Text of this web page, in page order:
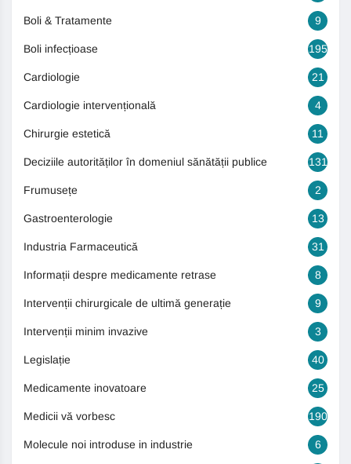
Boli & Tratamente 9
Boli infecțioase 195
Cardiologie 21
Cardiologie intervențională 4
Chirurgie estetică 11
Deciziile autorităților în domeniul sănătății publice 131
Frumusețe 2
Gastroenterologie 13
Industria Farmaceutică 31
Informații despre medicamente retrase 8
Intervenții chirurgicale de ultimă generație 9
Intervenții minim invazive 3
Legislație 40
Medicamente inovatoare 25
Medicii vă vorbesc 190
Molecule noi introduse in industrie 6